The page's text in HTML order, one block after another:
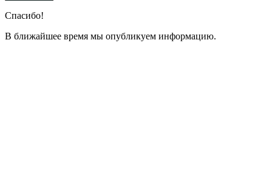
Спасибо!
В ближайшее время мы опубликуем информацию.